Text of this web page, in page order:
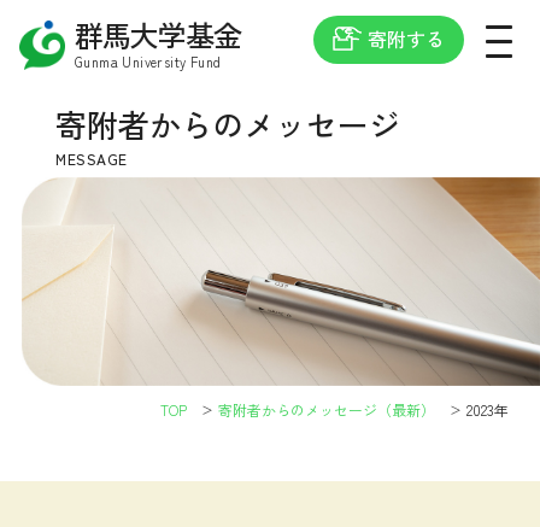
群馬大学基金
Gunma University Fund
寄附する
寄附者からのメッセージ
MESSAGE
TOP 寄附者からのメッセージ（最新） 2023年